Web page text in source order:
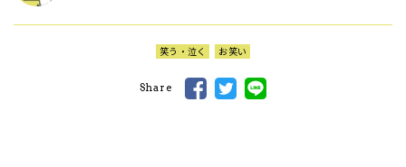
笑う・泣く お笑い
Share